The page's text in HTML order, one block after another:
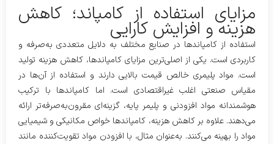
مزایای استفاده از کامپاند؛ کاهش
هزینه و افزایش کارایی
استفاده از کامپاندها در صنایع مختلف به دلایل متعددی به‌صرفه و
کاربردی است. یکی از اصلی‌ترین مزایای کامپاندها، کاهش هزینه تولید
است. مواد پلیمری خالص قیمت بالایی دارند و استفاده از آن‌ها در
مقیاس صنعتی اغلب غیراقتصادی است. اما کامپاندها با ترکیب
هوشمندانه مواد افزودنی و پلیمر پایه، گزینه‌ای مقرون‌به‌صرفه‌تر ارائه
می‌دهند. علاوه بر کاهش هزینه، کامپاندها خواص مکانیکی و شیمیایی
مواد را بهینه می‌کنند. به‌عنوان مثال، با افزودن مواد تقویت‌کننده مانند